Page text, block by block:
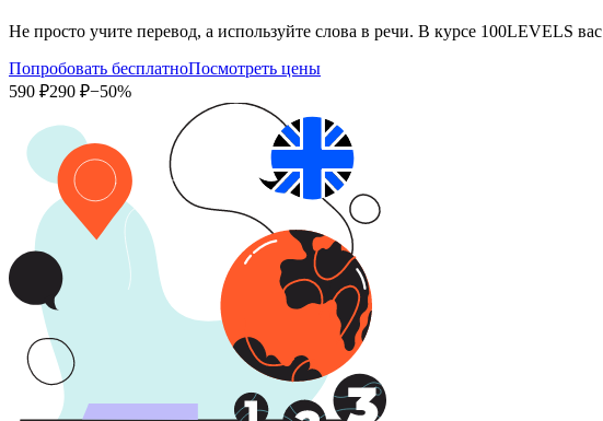
Не просто учите перевод, а используйте слова в речи. В курсе 100LEVELS
Попробовать бесплатноПосмотреть цены
590 ₽290 ₽−50%